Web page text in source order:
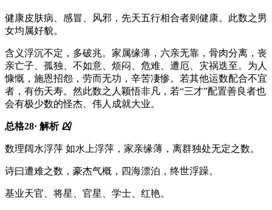
健康皮肤病、感冒、风邪，先天五行相合者则健康。此数之男
女均属好貌。
含义浮沉不定，多破兆。家属缘薄，六亲无靠，骨肉分离，丧
亲亡子、孤独、不如意、烦闷、危难、遭厄、灾祸迭至。为人
慷慨，施恩招怨，劳而无功，辛苦凄惨。若其他运数配合不宜
者，有伤天寿。然此数之人颖悟非凡，若“三才”配置善良者也
会有极少数的怪杰、伟人成就大业。
总格28· 解析 凶
数理阔水浮萍 如水上浮萍，家亲缘薄，离群独处无定之数。
诗曰遭难之数，豪杰气概，四海漂泊，终世浮躁。
基业天官、将星、官星、学士、红艳。